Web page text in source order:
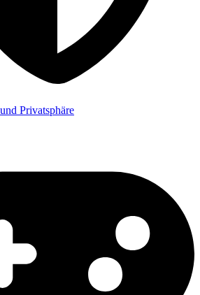
Privatsphäre